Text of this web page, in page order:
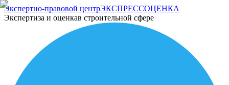
Экспертно-правовой центрЭКСПРЕССОЦЕНКА
Экспертиза и оценкав строительной сфере